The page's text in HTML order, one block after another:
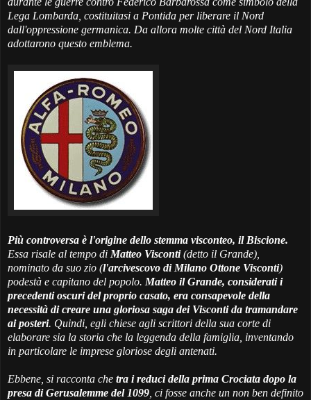
Lega Lombarda, costituitasi a Pontida per liberare il Nord
dall'oppressione germanica. Da allora molte città del Nord Italia
adottarono questo emblema.
Più controversa è l'origine dello stemma visconteo, il Biscione.
Essa risale al tempo di Matteo Visconti(detto il Grande),
nominato da suo zio (l'arcivescovo di Milano Ottone Visconti)
podestà e capitano del popolo. Matteo il Grande, considerati i
precedenti oscuri del proprio casato, era consapevole della
necessità di creare una gloriosa saga dei Visconti da tramandare
ai posteri. Quindi, egli chiese agli scrittori della sua corte di
elaborare sia la storia che la leggenda della famiglia, inventando
in particolare le imprese gloriose degli antenati.
Ebbene, si racconta che tra i reduci della prima Crociata dopo la
presa di Gerusalemme del 1099 , ci fosse anche un non ben definito